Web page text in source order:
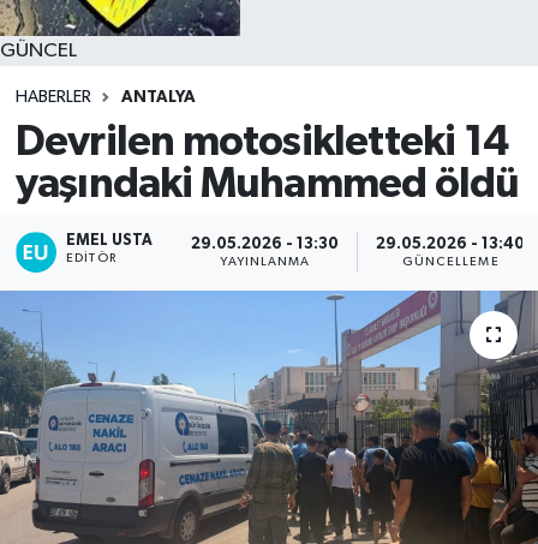
GÜNCEL
HABERLER ANTALYA
Devrilen motosikletteki 14
yaşındaki Muhammed öldü
EMEL USTA
EDITÖR
29.05.2026 - 13:30
YAYINLANMA
29.05.2026 - 13:40
GÜNCELLEME